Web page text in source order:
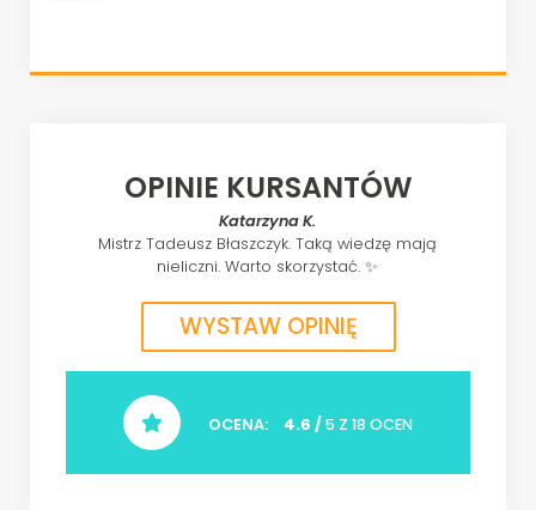
OPINIE KURSANTÓW
Aneta Błażejewska Błażejewska B.
Ogromna wiedza!
WYSTAW OPINIĘ
OCENA: 4.6 /5 Z 18 OCEN